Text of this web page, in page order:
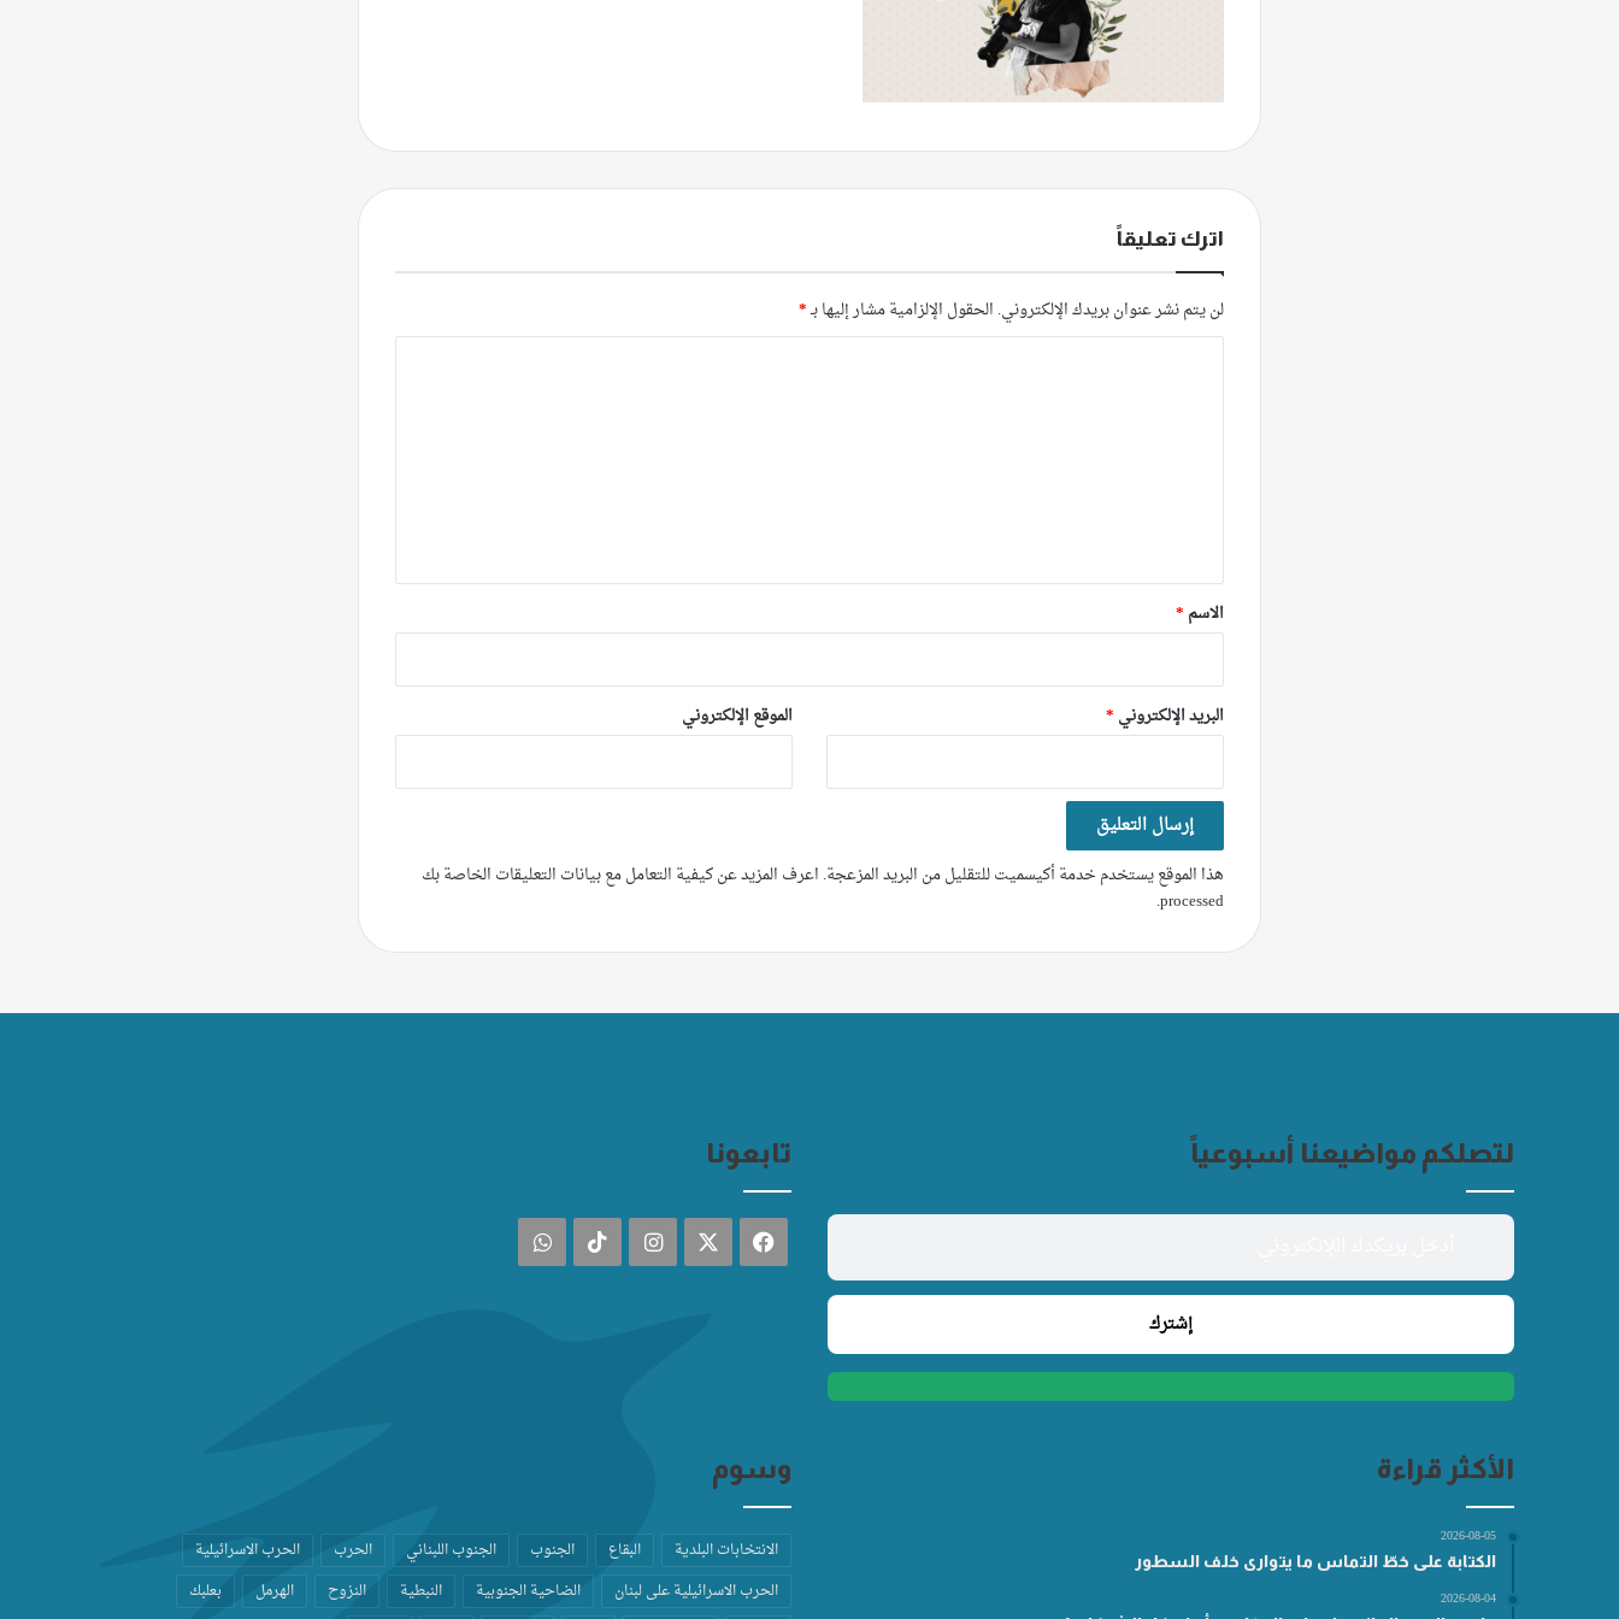
اترك تعليقاً
لن يتم نشر عنوان بريدك الإلكتروني. الحقول الإلزامية مشار إليها بـ*
*
الاسم *
البريد الإلكتروني * الموقع الإلكتروني
هذا الموقع يستخدم خدمة أكيسميت للتقليل من البريد المزعجة. اعرف المزيد عن كيفية التعامل مع بيانات التعليقات الخاصة بك
processed
.
لتصلكم مواضيعنا أسبوعياً تابعونا
فيسبوك انستقرام ‫TikTokواتساب
الأكثر قراءة
2026-08-05
الكتابة على خطّ التماس ما يتوارى خلف السطور
2026-08-04
وسوم
الانتخابات البلدية البقاع الجنوب الجنوب اللبناني الحرب
الحرب الاسرائيلية
الحرب الاسرائيلية على لبنان
الضاحية الجنوبية النبطية النزوح الهرمل بعلبك